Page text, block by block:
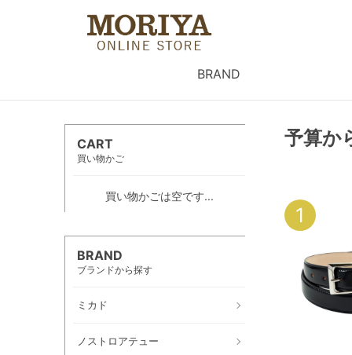
BRAND
CART
買い物かご
買い物かごは空です...
BRAND
ブランドから探す
ミカド
ノストロアテュー
予算か
1